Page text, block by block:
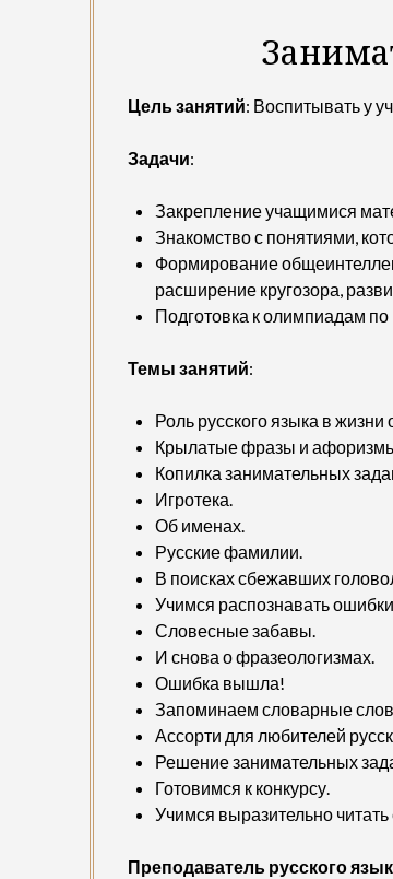
Цель занятий: Воспитывать у
Задачи:
Закрепление учащимися
Знакомство с понятиями,
Формирование
расширение кругозора,
Подготовка к олимпиадам по
Темы занятий:
Роль русского языка в жизни
Крылатые фразы и
Копилка занимательных
Игротека.
Об именах.
Русские фамилии.
В поисках сбежавших
Учимся распознавать
Словесные забавы.
И снова о фразеологизмах.
Ошибка вышла!
Запоминаем словарные
Ассорти для любителей
Решение занимательных
Готовимся к конкурсу.
Учимся выразительно читать
Преподаватель русского